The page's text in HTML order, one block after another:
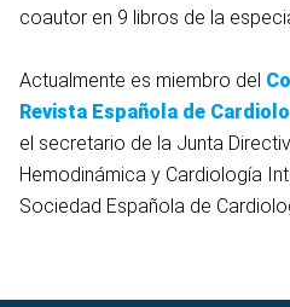
coautor en 9 libros de la
Actualmente es miembro del
Revista Española de
el secretario de la Junta
Hemodinámica y Cardiología
Sociedad Española de